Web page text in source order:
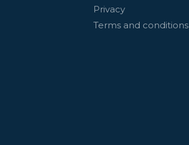
Privacy
Terms and conditions